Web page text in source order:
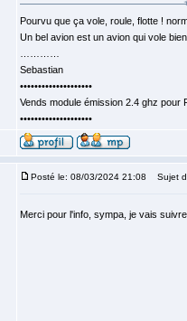
Pourvu que ça vole, roule, flotte !
Un bel avion est un avion qui vole
Sebastian
••••••••••••••••••••
Vends module émission 2.4 ghz
••••••••••••••••••••
Posté le: 08/03/2024 21:08 Sujet
Merci pour l'info, sympa, je vais